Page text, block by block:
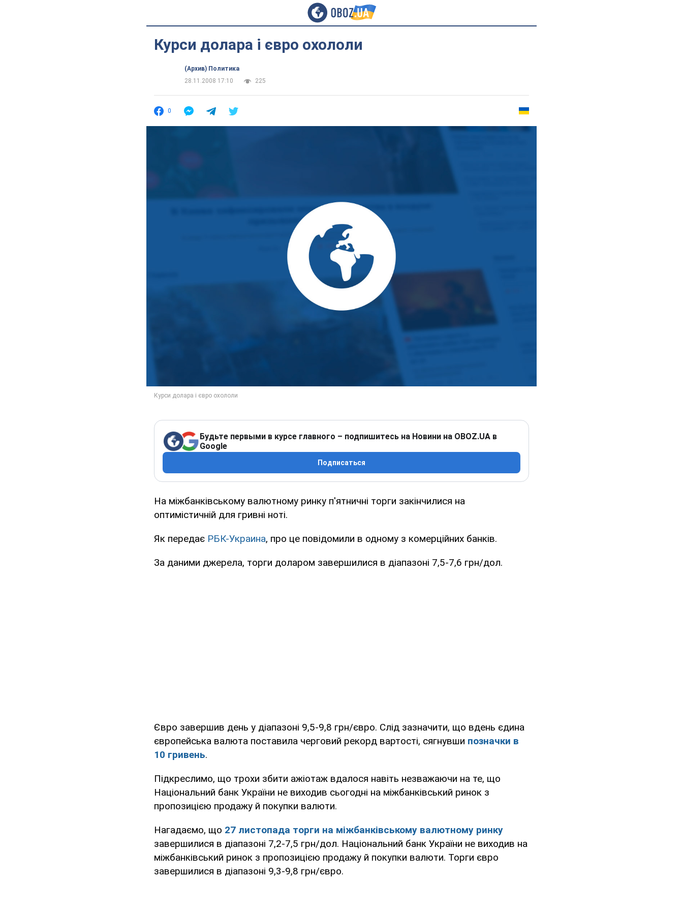
Курси долара і євро охололи
(Архив) Политика
28.11.2008 17:10
225
0
Будьте первыми в курсе главного – подпишитесь на Новини на OBOZ.UA в
Google
Подписаться
На міжбанківському валютному ринку п'ятничні торги закінчилися на
оптимістичній для гривні ноті.
Як передає РБК-Украина, про це повідомили в одному з комерційних банків.
За даними джерела, торги доларом завершилися в діапазоні 7,5-7,6 грн/дол.
Євро завершив день у діапазоні 9,5-9,8 грн/євро. Слід зазначити, що вдень єдина
європейська валюта поставила черговий рекорд вартості, сягнувши позначки в
10 гривень.
Підкреслимо, що трохи збити ажіотаж вдалося навіть незважаючи на те, що
Національний банк України не виходив сьогодні на міжбанківський ринок з
пропозицією продажу й покупки валюти.
Нагадаємо, що 27 листопада торги на міжбанківському валютному ринку
завершилися в діапазоні 7,2-7,5 грн/дол. Національний банк України не виходив на
міжбанківський ринок з пропозицією продажу й покупки валюти. Торги євро
завершилися в діапазоні 9,3-9,8 грн/євро.